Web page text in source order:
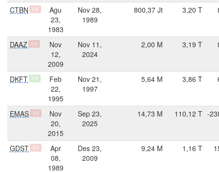
CTBN Q4
Agu
23,
1983
Nov 28,
1989
800,37 Jt 3,20 T
DAAZ Q4
Nov
12,
2009
Nov 11,
2024
2,00 M 3,19 T
DKFT Q4
Feb
22,
1995
Nov 21,
1997
5,64 M 3,86 T
EMAS Q4
Nov
20,
2015
Sep 23,
2025
14,73 M 110,12 T -
GDST Q4
Apr
08,
1989
Des 23,
2009
9,24 M 1,16 T